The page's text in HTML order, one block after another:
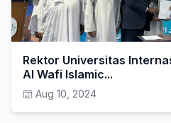
Rektor Universitas
Al Wafi Islamic...
Aug 10, 2024